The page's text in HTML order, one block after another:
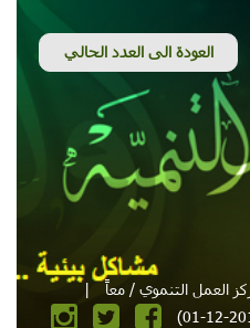
العمل التنموي / معاً
|